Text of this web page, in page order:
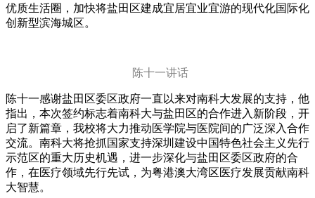
优质生活圈，加快将盐田区建成宜居宜业宜游的现代化国际化
创新型滨海城区。
陈十一讲话
陈十一感谢盐田区委区政府一直以来对南科大发展的支持，他
指出，本次签约标志着南科大与盐田区的合作进入新阶段，开
启了新篇章，我校将大力推动医学院与医院间的广泛深入合作
交流。南科大将抢抓国家支持深圳建设中国特色社会主义先行
示范区的重大历史机遇，进一步深化与盐田区委区政府的合
作，在医疗领域先行先试，为粤港澳大湾区医疗发展贡献南科
大智慧。